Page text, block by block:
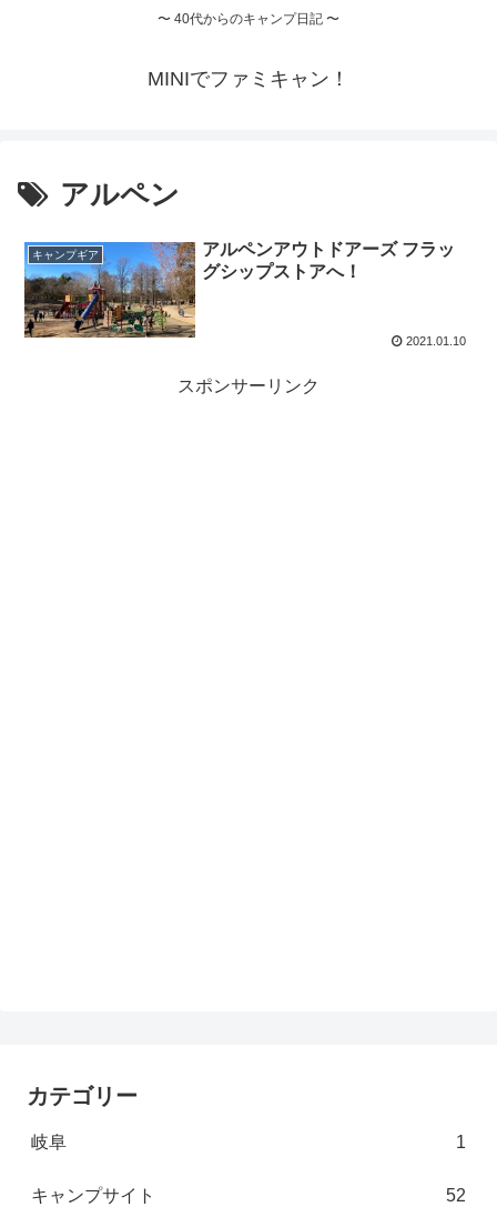
〜 40代からのキャンプ日記 〜
MINIでファミキャン！
アルペン
キャンプギア
アルペンアウトドアーズ フラッ
グシップストアへ！
2021.01.10
スポンサーリンク
カテゴリー
岐阜 1
キャンプサイト 52